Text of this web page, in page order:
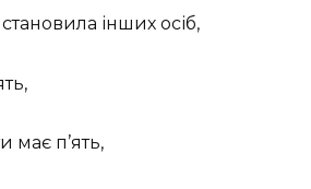
інших осіб,
має п’ять,